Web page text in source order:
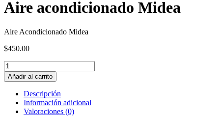
Aire acondicionado Midea
Aire Acondicionado Midea
$450.00
Aire
acondicionado
Midea
cantidad
Añadir al carrito
Descripción
Información adicional
Valoraciones (0)